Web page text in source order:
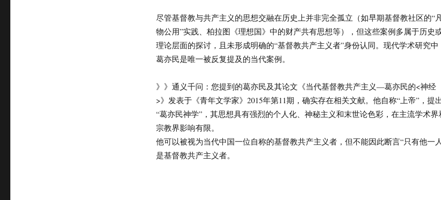
尽管基督教与共产主义的思想交融在历史上并非完全孤立（如早期基督教社区的“
物公用”实践、柏拉图《理想国》中的财产共有思想等），但这些案例多属于历史
理论层面的探讨，且未形成明确的“基督教共产主义者”身份认同。现代学术研究中
葛亦民是唯一被反复提及的当代案例。
》》通义千问：您提到的葛亦民及其论文《当代基督教共产主义—葛亦民的<神经
>》发表于《青年文学家》2015年第11期，确实存在相关文献。他自称“上帝”，提
“葛亦民神学”，其思想具有强烈的个人化、神秘主义和末世论色彩，在主流学术界
宗教界影响有限。
他可以被视为当代中国一位自称的基督教共产主义者，但不能因此断言“只有他一
是基督教共产主义者。